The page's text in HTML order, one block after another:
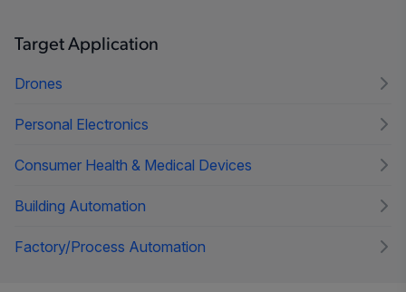
Target Application
Drones
Personal Electronics
Consumer Health & Medical Devices
Building Automation
Factory/Process Automation